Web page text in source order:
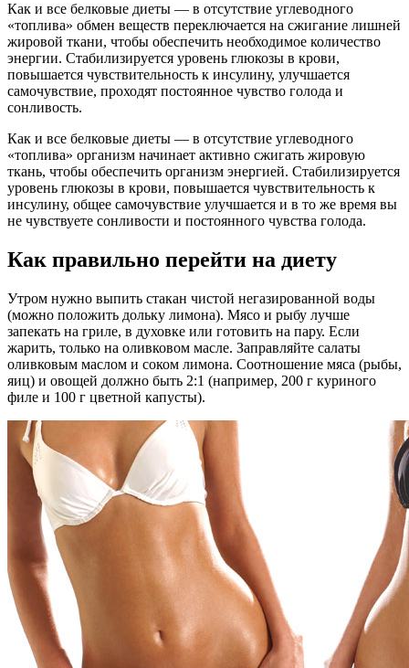
Как и все белковые диеты — в отсутствие углеводного
«топлива» обмен веществ переключается на сжигание лишней
жировой ткани, чтобы обеспечить необходимое количество
энергии. Стабилизируется уровень глюкозы в крови,
повышается чувствительность к инсулину, улучшается
самочувствие, проходят постоянное чувство голода и
сонливость.
Как и все белковые диеты — в отсутствие углеводного
«топлива» организм начинает активно сжигать жировую
ткань, чтобы обеспечить организм энергией. Стабилизируется
уровень глюкозы в крови, повышается чувствительность к
инсулину, общее самочувствие улучшается и в то же время вы
не чувствуете сонливости и постоянного чувства голода.
Как правильно перейти на диету
Утром нужно выпить стакан чистой негазированной воды
(можно положить дольку лимона). Мясо и рыбу лучше
запекать на гриле, в духовке или готовить на пару. Если
жарить, только на оливковом масле. Заправляйте салаты
оливковым маслом и соком лимона. Соотношение мяса (рыбы,
яиц) и овощей должно быть 2:1 (например, 200 г куриного
филе и 100 г цветной капусты).